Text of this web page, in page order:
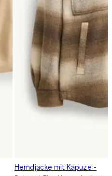
Hemdjacke mit Kapuze -